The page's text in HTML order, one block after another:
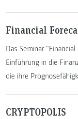
Financial
Das Seminar
Einführung in die
die ihre
CRYPTOPOLIS